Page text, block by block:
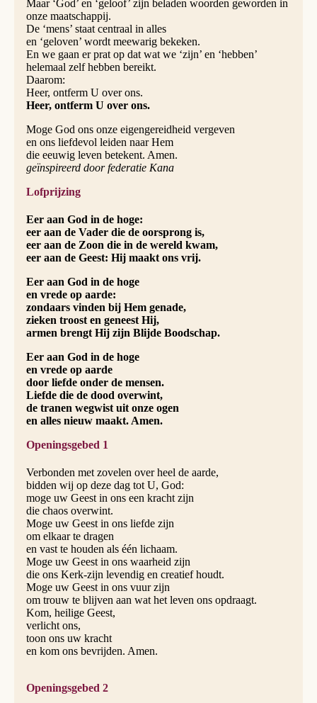
Maar ‘God’ en ‘geloof’ zijn beladen woorden geworden in
onze maatschappij.
De ‘mens’ staat centraal in alles
en ‘geloven’ wordt meewarig bekeken.
En we gaan er prat op dat wat we ‘zijn’ en ‘hebben’
helemaal zelf hebben bereikt.
Daarom:
Heer, ontferm U over ons.
Heer, ontferm U over ons.
Moge God ons onze eigengereidheid vergeven
en ons liefdevol leiden naar Hem
die eeuwig leven betekent. Amen.
geïnspireerd door federatie Kana
Lofprijzing
Eer aan God in de hoge:
eer aan de Vader die de oorsprong is,
eer aan de Zoon die in de wereld kwam,
eer aan de Geest: Hij maakt ons vrij.
Eer aan God in de hoge
en vrede op aarde:
zondaars vinden bij Hem genade,
zieken troost en geneest Hij,
armen brengt Hij zijn Blijde Boodschap.
Eer aan God in de hoge
en vrede op aarde
door liefde onder de mensen.
Liefde die de dood overwint,
de tranen wegwist uit onze ogen
en alles nieuw maakt. Amen.
Openingsgebed 1
Verbonden met zovelen over heel de aarde,
bidden wij op deze dag tot U, God:
moge uw Geest in ons een kracht zijn
die chaos overwint.
Moge uw Geest in ons liefde zijn
om elkaar te dragen
en vast te houden als één lichaam.
Moge uw Geest in ons waarheid zijn
die ons Kerk-zijn levendig en creatief houdt.
Moge uw Geest in ons vuur zijn
om trouw te blijven aan wat het leven ons opdraagt.
Kom, heilige Geest,
verlicht ons,
toon ons uw kracht
en kom ons bevrijden. Amen.
Openingsgebed 2